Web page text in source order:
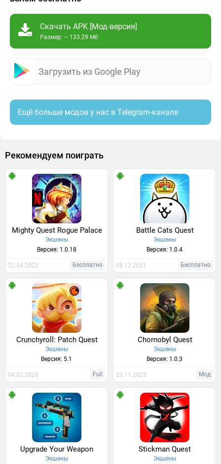
Скачать APK [Мод-версия]
Размер: ~ 133.29 Мб
Загрузить из Google Play
Ещё больше модов у нас в Telegram-канале
Рекомендуем поиграть
Mighty Quest Rogue Palace
Экшены
Версия: 1.0.18
22.04.2023 Бесплатно
Battle Cats Quest
Экшены
Версия: 1.0.4
08.12.2021 Бесплатно
Crunchyroll: Patch Quest
Экшены
Версия: 5.1
04.02.2026 Full
Chornobyl Quest
Экшены
Версия: 1.0.3
23.11.2025 Мод
Upgrade Your Weapon
Экшены
Stickman Quest
Экшены